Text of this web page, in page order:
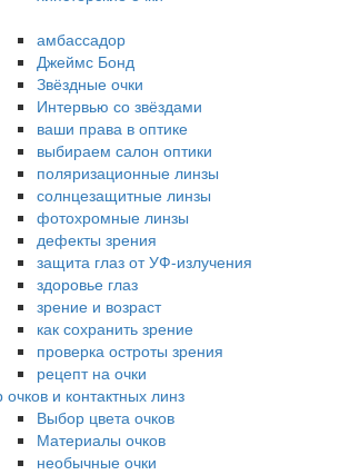
амбассадор
Джеймс Бонд
Звёздные очки
Интервью со звёздами
ваши права в оптике
выбираем салон оптики
поляризационные линзы
солнцезащитные линзы
фотохромные линзы
дефекты зрения
защита глаз от УФ-излучения
здоровье глаз
зрение и возраст
как сохранить зрение
проверка остроты зрения
рецепт на очки
и контактных линз
Выбор цвета очков
Материалы очков
необычные очки